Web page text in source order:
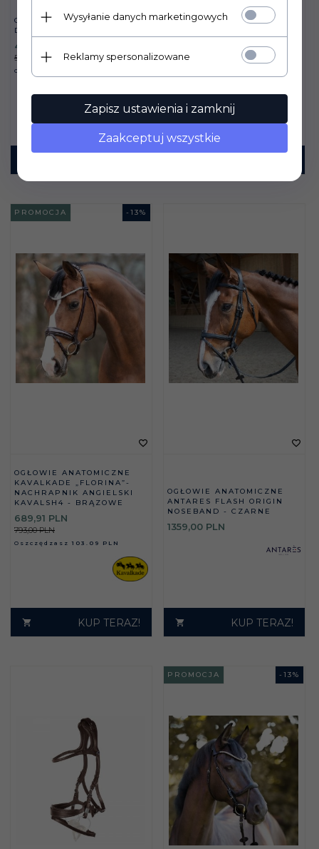
OGŁOWIE KAVALKADE
DIANA - CZARNE
482,
555,00 PLN
Oszczędzasz
OGŁOWIE KAVALKADE
555,00 PLN
- 13%
PROMOCJA
OGŁOWIE ANATOMICZNE
KAVALKADE „FLORINA”-
NACHRAPNIK ANGIELSKI
KAVALSH4 - BRĄZOWE
689,91 PLN
793,00 PLN
Oszczędzasz 103.09 PLN
KUP TERAZ!
OGŁOWIE ANATOMICZNE
ANTARES FLASH ORIGIN
NOSEBAND - CZARNE
1359,00 PLN
KUP TERAZ!
- 13%
PROMOCJA
Wysyłanie danych marketingowych
Reklamy spersonalizowane
Zapisz ustawienia i zamknij
Zaakceptuj wszystkie